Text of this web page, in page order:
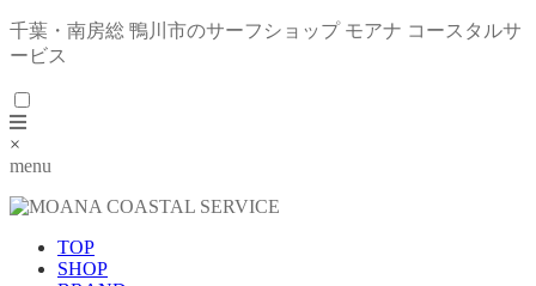
千葉・南房総 鴨川市のサーフショップ モアナ コースタルサ
ービス
×
menu
TOP
SHOP